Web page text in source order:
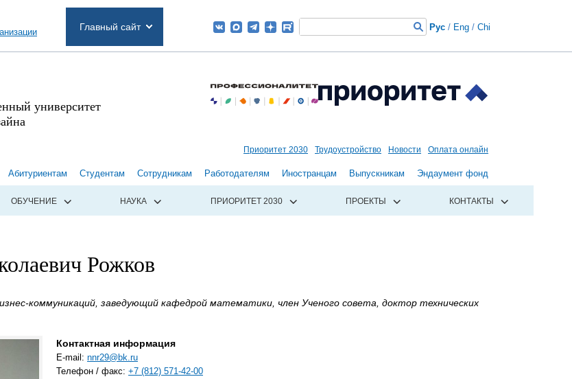
Главный сайт Рус / Eng / Chi
университет
Приоритет 2030 Трудоустройство Новости Оплата онлайн
Абитуриентам Студентам Сотрудникам Работодателям Иностранцам Выпускникам Эндаумент фонд
ОБУЧЕНИЕ НАУКА ПРИОРИТЕТ 2030 ПРОЕКТЫ КОНТАКТЫ
Рожков
коммуникаций, заведующий кафедрой математики, член Ученого совета, доктор технических
Контактная информация
E-mail: nnr29@bk.ru
Телефон / факс: +7 (812) 571-42-00